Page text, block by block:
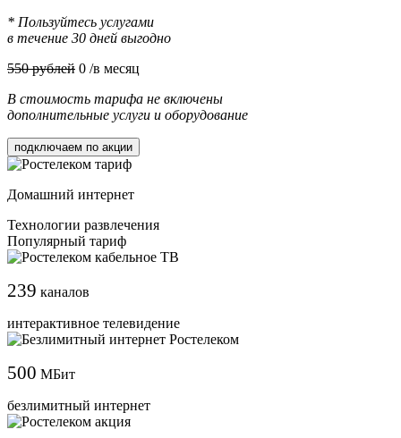
* Пользуйтесь услугами
в течение 30 дней выгодно
550 рублей 0 /в месяц
В стоимость тарифа не включены
дополнительные услуги и оборудование
подключаем по акции
Домашний интернет
Технологии развлечения
Популярный тариф
239 каналов
интерактивное телевидение
500 МБит
безлимитный интернет